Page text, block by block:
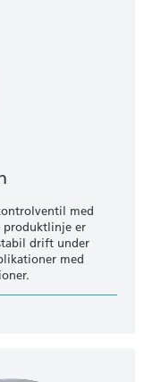
med
produktlinje er
drift under
med